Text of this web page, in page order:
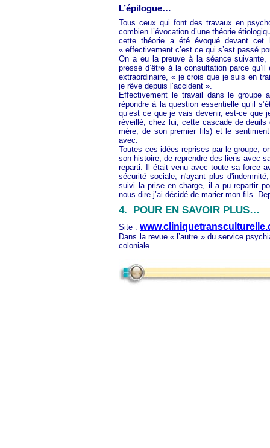
L’épilogue…
Tous ceux qui font des travaux en
combien l’évocation d’une théorie
cette théorie a été évoqué devant
« effectivement c’est ce qui s’est passé
On a eu la preuve à la séance
pressé d’être à la consultation parce
extraordinaire, « je crois que je suis en
je rêve depuis l’accident ».
Effectivement le travail dans le groupe
répondre à la question essentielle qu’il
qu’est ce que je vais devenir, est-ce que
réveillé, chez lui, cette cascade de
mère, de son premier fils) et le
avec.
Toutes ces idées reprises par le groupe,
son histoire, de reprendre des liens avec
reparti. Il était venu avec toute sa force
sécurité sociale, n'ayant plus
suivi la prise en charge, il a pu repartir
nous dire j’ai décidé de marier mon fils.
4. POUR EN SAVOIR PLUS…
Site :
Dans la revue « l’autre » du service
coloniale.